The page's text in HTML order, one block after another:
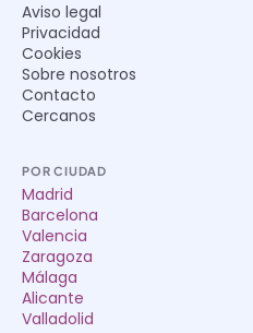
Aviso legal
Privacidad
Cookies
Sobre nosotros
Contacto
Cercanos
POR CIUDAD
Madrid
Barcelona
Valencia
Zaragoza
Málaga
Alicante
Valladolid